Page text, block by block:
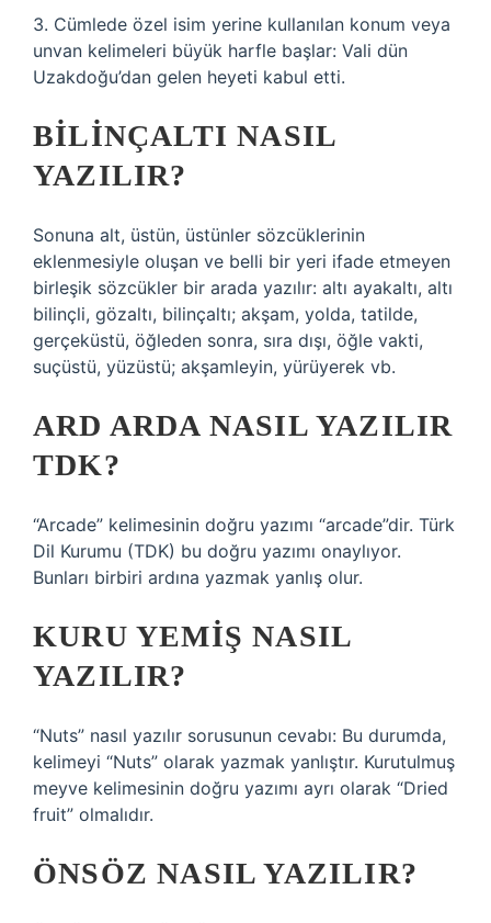
3. Cümlede özel isim yerine kullanılan konum veya
unvan kelimeleri büyük harfle başlar: Vali dün
Uzakdoğu’dan gelen heyeti kabul etti.
BILINÇALTI NASIL
YAZILIR?
Sonuna alt, üstün, üstünler sözcüklerinin
eklenmesiyle oluşan ve belli bir yeri ifade etmeyen
birleşik sözcükler bir arada yazılır: altı ayakaltı, altı
bilinçli, gözaltı, bilinçaltı; akşam, yolda, tatilde,
gerçeküstü, öğleden sonra, sıra dışı, öğle vakti,
suçüstü, yüzüstü; akşamleyin, yürüyerek vb.
ARD ARDA NASIL YAZILIR
TDK?
“Arcade” kelimesinin doğru yazımı “arcade”dir. Türk
Dil Kurumu (TDK) bu doğru yazımı onaylıyor.
Bunları birbiri ardına yazmak yanlış olur.
KURU YEMIŞ NASIL
YAZILIR?
“Nuts” nasıl yazılır sorusunun cevabı: Bu durumda,
kelimeyi “Nuts” olarak yazmak yanlıştır. Kurutulmuş
meyve kelimesinin doğru yazımı ayrı olarak “Dried
fruit” olmalıdır.
ÖNSÖZ NASIL YAZILIR?